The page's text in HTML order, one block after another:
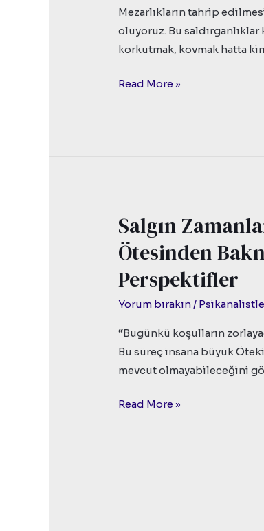
Mezarlıkların tahrip
oluyoruz. Bu
korkutmak, kovmak hatta
Psikanaliz
Read More »
Salgın
Ötesinden
Perspektifler
Yorum bırakın/
“Bugünkü koşulların
Bu süreç insana büyük
mevcut olmayabileceğini
Salgın
Zamanlarına
Psikoloji
İçinden
Bakmak:
Farklı
İsimler,
Perspektifler
Read More »